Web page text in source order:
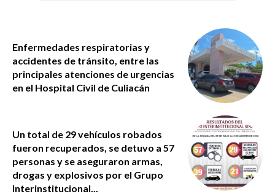
Enfermedades respiratorias y
accidentes de tránsito, entre las
principales atenciones de urgencias
en el Hospital Civil de Culiacán
Un total de 29 vehículos robados
fueron recuperados, se detuvo a 57
personas y se aseguraron armas,
drogas y explosivos por el Grupo
Interinstitucional...